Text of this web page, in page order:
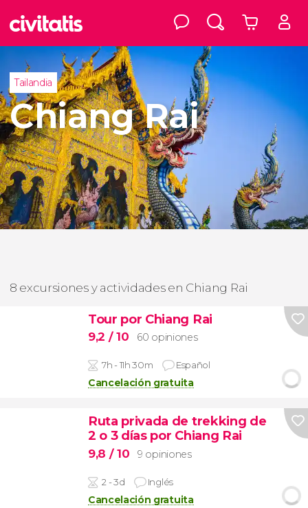
Tailandia
Chiang Rai
8 excursiones y actividades en Chiang Rai
Tour por Chiang Rai
9,2 / 10 60 opiniones
7h - 11h 30m Español
Cancelación gratuita
Ruta privada de trekking de
2 o 3 días por Chiang Rai
9,8 / 10 9 opiniones
2 - 3d Inglés
Cancelación gratuita